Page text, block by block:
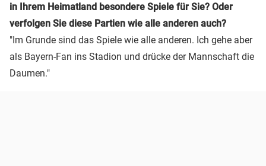
in Ihrem Heimatland besondere Spiele für Sie? Oder
verfolgen Sie diese Partien wie alle anderen auch?
"Im Grunde sind das Spiele wie alle anderen. Ich gehe aber
als Bayern-Fan ins Stadion und drücke der Mannschaft die
Daumen."